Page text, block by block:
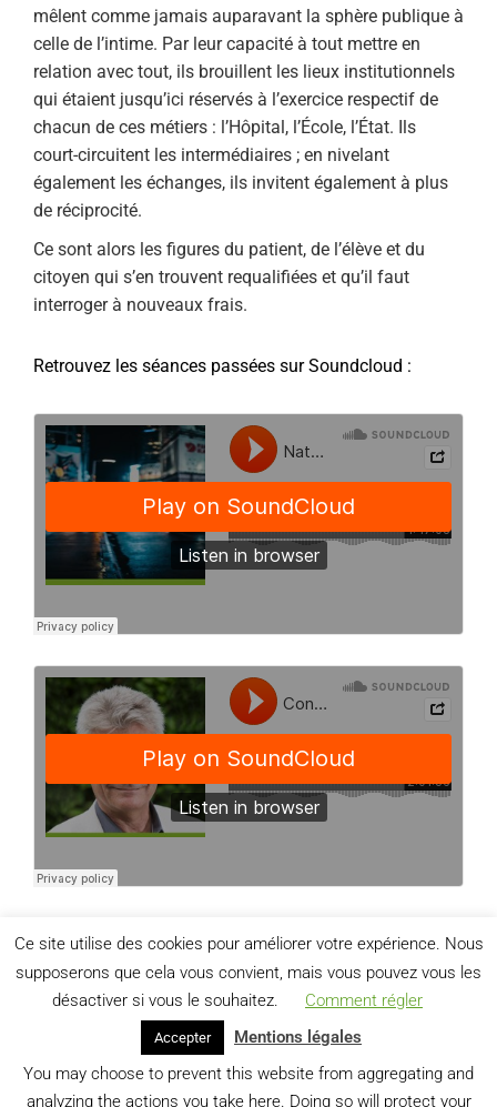
mêlent comme jamais auparavant la sphère publique à
celle de l’intime. Par leur capacité à tout mettre en
relation avec tout, ils brouillent les lieux institutionnels
qui étaient jusqu’ici réservés à l’exercice respectif de
chacun de ces métiers : l’Hôpital, l’École, l’État. Ils
court-circuitent les intermédiaires ; en nivelant
également les échanges, ils invitent également à plus
de réciprocité.
Ce sont alors les figures du patient, de l’élève et du
citoyen qui s’en trouvent requalifiées et qu’il faut
interroger à nouveaux frais.
Retrouvez les séances passées sur Soundcloud :
Ce site utilise des cookies pour améliorer votre expérience. Nous
supposerons que cela vous convient, mais vous pouvez vous les
désactiver si vous le souhaitez.
Comment régler
Accepter
Mentions légales
You may choose to prevent this website from aggregating and
analyzing the actions you take here. Doing so will protect your